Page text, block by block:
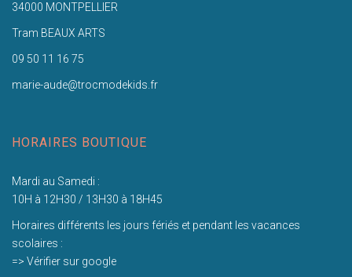
34000 MONTPELLIER
Tram BEAUX ARTS
09 50 11 16 75
marie-aude@trocmodekids.fr
HORAIRES BOUTIQUE
Mardi au Samedi :
10H à 12H30 / 13H30 à 18H45
Horaires différents les jours fériés et pendant les vacances
scolaires :
=> Vérifier sur google